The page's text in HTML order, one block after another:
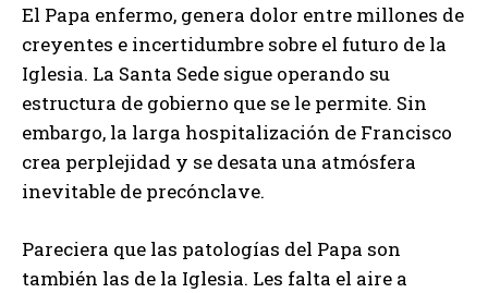
El Papa enfermo, genera dolor entre millones de
creyentes e incertidumbre sobre el futuro de la
Iglesia. La Santa Sede sigue operando su
estructura de gobierno que se le permite. Sin
embargo, la larga hospitalización de Francisco
crea perplejidad y se desata una atmósfera
inevitable de precónclave.
Pareciera que las patologías del Papa son
también las de la Iglesia. Les falta el aire a